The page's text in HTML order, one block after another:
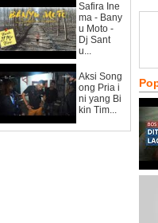
Safira Ine
ma - Bany
u Moto -
Dj Sant
u...
Aksi Song
ong Pria i
ni yang Bi
kin Tim...